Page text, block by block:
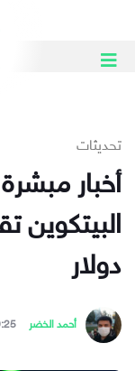
تحديثات
أخبار
دولار ‏
أحمد الخضر 9:25 م, الجمعة, 15